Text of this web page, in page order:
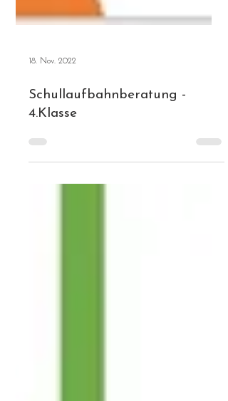
18. Nov. 2022
Schullaufbahnberatung -
4.Klasse